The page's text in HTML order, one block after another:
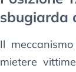
sbugiarda
Il
mietere